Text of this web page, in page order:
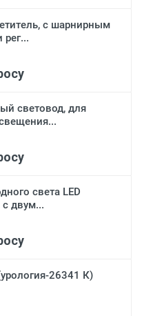
с шарнирным
световод, для
света LED
с двум...
26341 К)